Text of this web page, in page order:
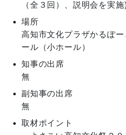
（全３回）、説明会を実施
場所
高知市文化プラザかるぽ
ール（小ホール）
知事の出席
無
副知事の出席
無
取材ポイント